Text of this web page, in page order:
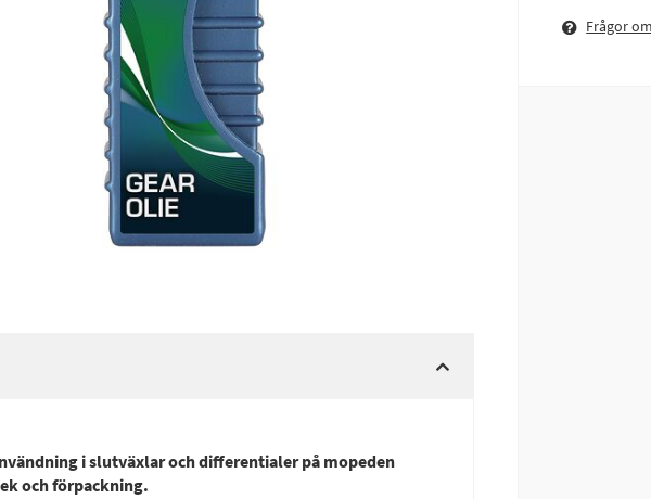
Frågor
i slutväxlar och differentialer på mopeden
och förpackning.